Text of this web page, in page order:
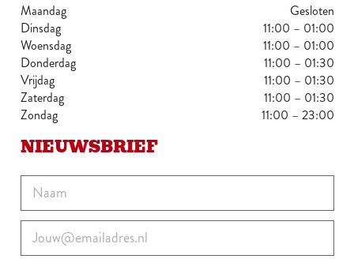
Maandag
Gesloten
Dinsdag
11:00 – 01:00
Woensdag
11:00 – 01:00
Donderdag
11:00 – 01:30
Vrijdag
11:00 – 01:30
Zaterdag
11:00 – 01:30
Zondag
11:00 – 23:00
NIEUWSBRIEF